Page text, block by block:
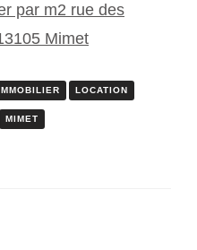
par m2 rue des
Mimet
LOCATION
MIMET